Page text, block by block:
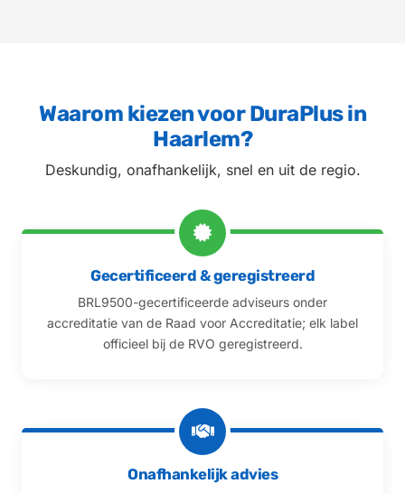
Waarom kiezen voor DuraPlus in
Haarlem?
Deskundig, onafhankelijk, snel en uit de regio.
Gecertificeerd & geregistreerd
BRL9500-gecertificeerde adviseurs onder
accreditatie van de Raad voor Accreditatie; elk label
officieel bij de RVO geregistreerd.
Onafhankelijk advies